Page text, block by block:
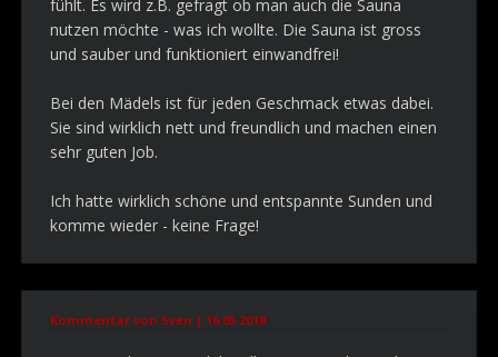
fühlt. Es wird z.B. gefragt ob man auch die Sauna
nutzen möchte - was ich wollte. Die Sauna ist gross
und sauber und funktioniert einwandfrei!
Bei den Mädels ist für jeden Geschmack etwas dabei.
Sie sind wirklich nett und freundlich und machen einen
sehr guten Job.
Ich hatte wirklich schöne und entspannte Sunden und
komme wieder - keine Frage!
Kommentar von Sven | 16.05.2018